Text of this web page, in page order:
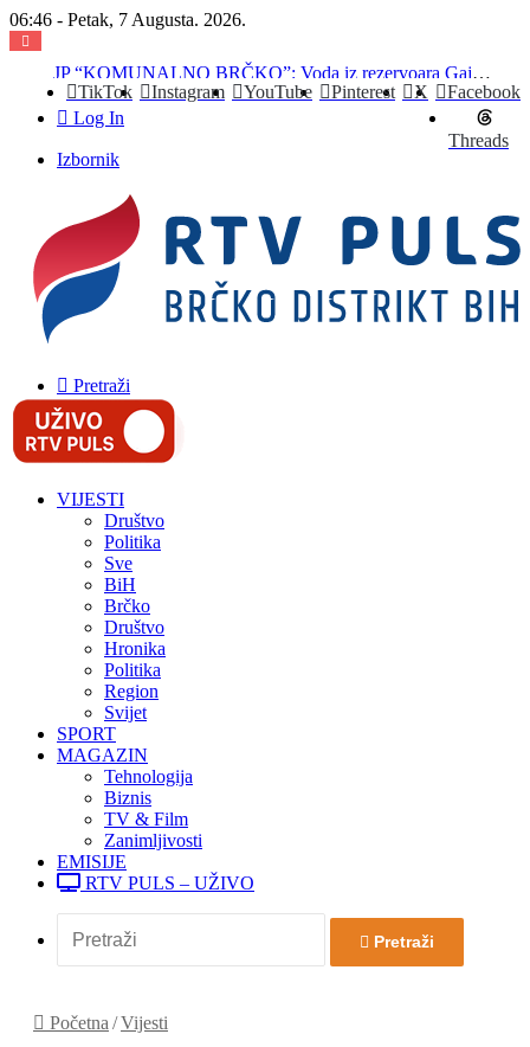
06:46 - Petak, 7 Augusta. 2026.
JP “KOMUNALNO BRČKO”: Voda iz rezervoara Gajevi trenutno nije za piće
Facebook
X
Pinterest
YouTube
Instagram
TikTok
Threads
Log In
Izbornik
Pretraži
VIJESTI
Društvo
Politika
Sve
BiH
Brčko
Društvo
Hronika
Politika
Region
Svijet
SPORT
MAGAZIN
Tehnologija
Biznis
TV & Film
Zanimljivosti
EMISIJE
RTV PULS – UŽIVO
Pretraži
Početna /Vijesti